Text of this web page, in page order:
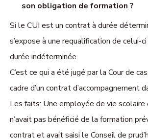
son obligation de formation ?
Si le CUI est un contrat à durée
s’expose à une requalification de celui-
durée indéterminée.
C’est ce qui a été jugé par la Cour de
cadre d’un contrat d’accompagnement
Les faits: Une employée de vie scolaire
n’avait pas bénéficié de la formation
contrat et avait saisi le Conseil de